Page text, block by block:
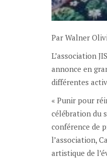
Par Walner
L’association
annonce en
différentes
« Punir pour
célébration du
conférence de
l’association,
artistique de